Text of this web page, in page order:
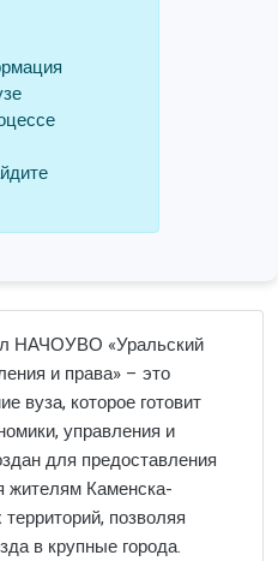
НАЧОУВО «Уральский
и права» – это
вуза, которое готовит
управления и
для предоставления
жителям Каменска-
позволяя
в крупные города.